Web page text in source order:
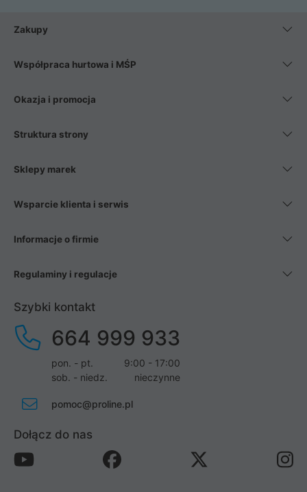
wentylatory. Na koniec mając już to wszystko, możesz
Zakupy
Współpraca hurtowa i MŚP
Okazja i promocja
Struktura strony
Sklepy marek
Wsparcie klienta i serwis
Informacje o firmie
Regulaminy i regulacje
Szybki kontakt
664 999 933
pon. - pt.
9:00 - 17:00
sob. - niedz.
nieczynne
pomoc@proline.pl
Dołącz do nas